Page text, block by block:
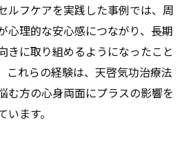
ルフケアを実践した事例では、周
心理的な安心感につながり、長期
きに取り組めるようになったこと
これらの経験は、天啓気功治療法
む方の心身両面にプラスの影響を
ます。